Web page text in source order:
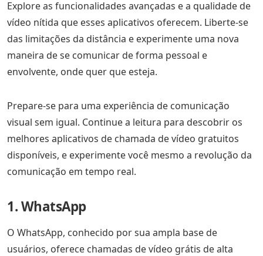
Explore as funcionalidades avançadas e a qualidade de
vídeo nítida que esses aplicativos oferecem. Liberte-se
das limitações da distância e experimente uma nova
maneira de se comunicar de forma pessoal e
envolvente, onde quer que esteja.
Prepare-se para uma experiência de comunicação
visual sem igual. Continue a leitura para descobrir os
melhores aplicativos de chamada de vídeo gratuitos
disponíveis, e experimente você mesmo a revolução da
comunicação em tempo real.
1. WhatsApp
O WhatsApp, conhecido por sua ampla base de
usuários, oferece chamadas de vídeo grátis de alta